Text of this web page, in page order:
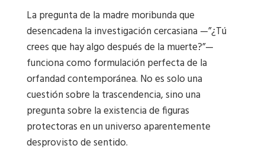
La pregunta de la madre moribunda que
desencadena la investigación cercasiana —”¿Tú
crees que hay algo después de la muerte?”—
funciona como formulación perfecta de la
orfandad contemporánea. No es solo una
cuestión sobre la trascendencia, sino una
pregunta sobre la existencia de figuras
protectoras en un universo aparentemente
desprovisto de sentido.